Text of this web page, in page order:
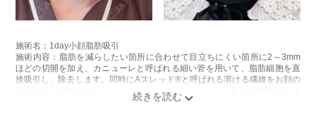
施術名：1day小顔脂肪吸引
施術内容：脂肪を減らしたい箇所に合わせて目立ちにくい箇所に2～3mm
ほどの切開を加え、カニューレと呼ばれる細い管を用いて、脂肪細胞を直
接吸引し、除去します。同時にAスレッド®と呼ばれる溶ける繊維をお顔の
目立たない部分から皮下へ挿入し、皮膚を内側から引き上げて固定しま